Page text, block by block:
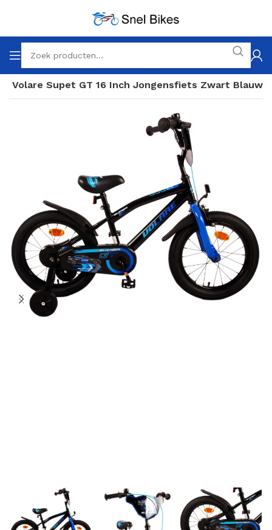
Volare Supet GT 16 Inch Jongensfiets Zwart Blauw